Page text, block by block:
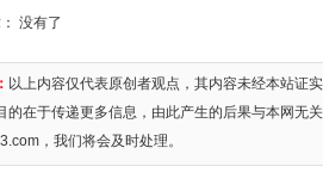
没有了
以上内容仅代表原创者观点，其内容未经本站证
的在于传递更多信息，由此产生的后果与本网无
，我们将会及时处理。